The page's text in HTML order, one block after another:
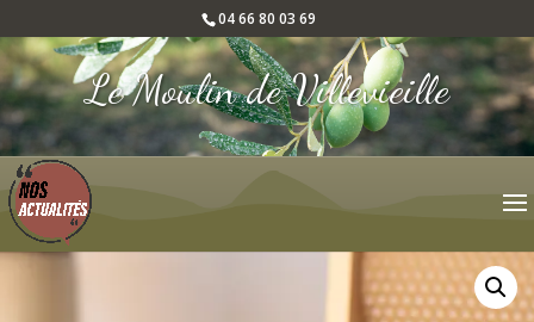
04 66 80 03 69
Le Moulin de Villevieille